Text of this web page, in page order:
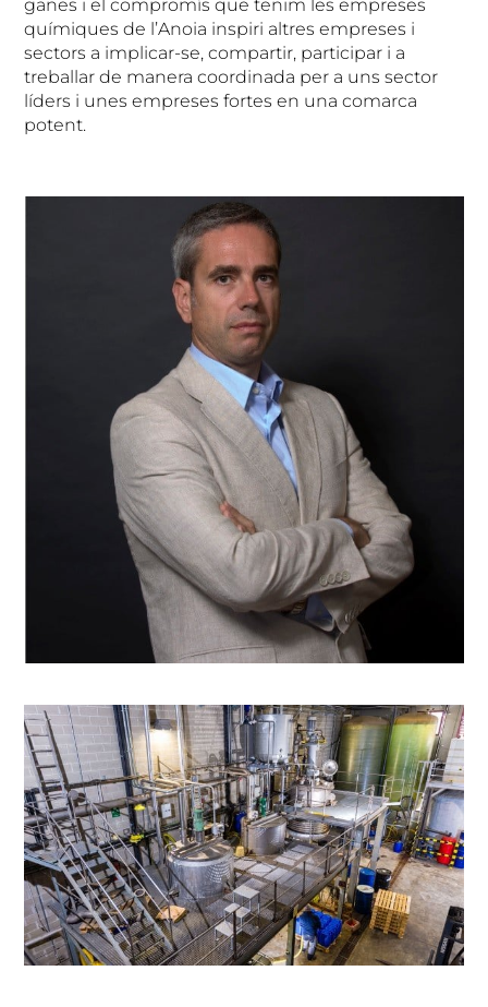
ganes i el compromís que tenim les empreses
químiques de l’Anoia inspiri altres empreses i
sectors a implicar-se, compartir, participar i a
treballar de manera coordinada per a uns sector
líders i unes empreses fortes en una comarca
potent.